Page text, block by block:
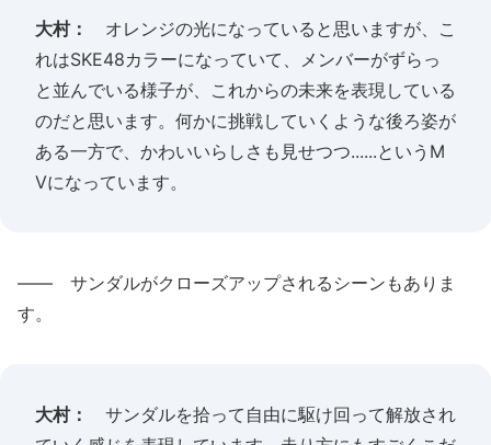
大村：
オレンジの光になっていると思いますが、こ
れはSKE48カラーになっていて、メンバーがずらっ
と並んでいる様子が、これからの未来を表現している
のだと思います。何かに挑戦していくような後ろ姿が
ある一方で、かわいいらしさも見せつつ......というM
Vになっています。
―― サンダルがクローズアップされるシーンもありま
す。
大村：
サンダルを拾って自由に駆け回って解放され